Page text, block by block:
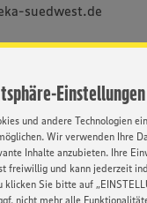
Einstellungen
und andere Technologien
Wir verwenden Ihre
Inhalte anzubieten. Ihre
freiwillig und kann jederzeit
klicken Sie bitte auf
nicht mehr alle
suedwest.de
nur die
alle Menschen -
und sozialer
und Identität.